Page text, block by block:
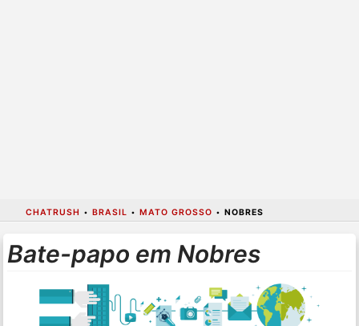
CHATRUSH • BRASIL • MATO GROSSO • NOBRES
Bate-papo em Nobres